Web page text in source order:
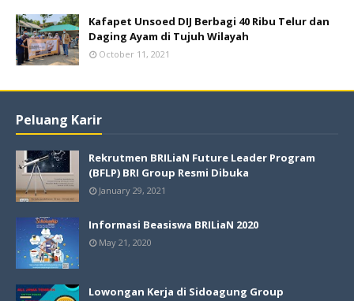
Kafapet Unsoed DIJ Berbagi 40 Ribu Telur dan
Daging Ayam di Tujuh Wilayah
October 11, 2021
Peluang Karir
Rekrutmen BRILiaN Future Leader Program
(BFLP) BRI Group Resmi Dibuka
January 29, 2021
Informasi Beasiswa BRILiaN 2020
May 21, 2020
Lowongan Kerja di Sidoagung Group